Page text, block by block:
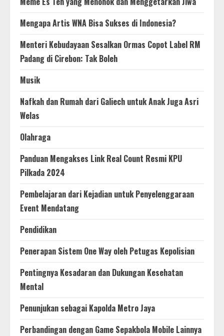
Mengapa Artis WNA Bisa Sukses di Indonesia?
Menteri Kebudayaan Sesalkan Ormas Copot Label RM
Padang di Cirebon: Tak Boleh
Musik
Nafkah dan Rumah dari Galiech untuk Anak Juga Asri
Welas
Olahraga
Panduan Mengakses Link Real Count Resmi KPU
Pilkada 2024
Pembelajaran dari Kejadian untuk Penyelenggaraan
Event Mendatang
Pendidikan
Penerapan Sistem One Way oleh Petugas Kepolisian
Pentingnya Kesadaran dan Dukungan Kesehatan
Mental
Penunjukan sebagai Kapolda Metro Jaya
Perbandingan dengan Game Sepakbola Mobile Lainnya